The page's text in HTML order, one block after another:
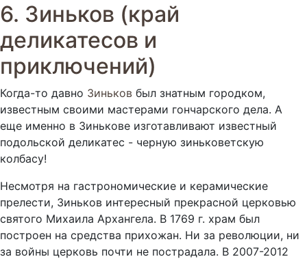
6. Зиньков (край
деликатесов и
приключений)
Когда-то давно Зиньков был знатным городком,
известным своими мастерами гончарского дела. А
еще именно в Зинькове изготавливают известный
подольской деликатес - черную зиньковетскую
колбасу!
Несмотря на гастрономические и керамические
прелести, Зиньков интересный прекрасной церковью
святого Михаила Архангела. В 1769 г. храм был
построен на средства прихожан. Ни за революции, ни
за войны церковь почти не пострадала. В 2007-2012